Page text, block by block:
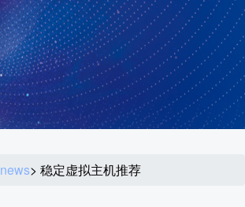
news> 稳定虚拟主机推荐